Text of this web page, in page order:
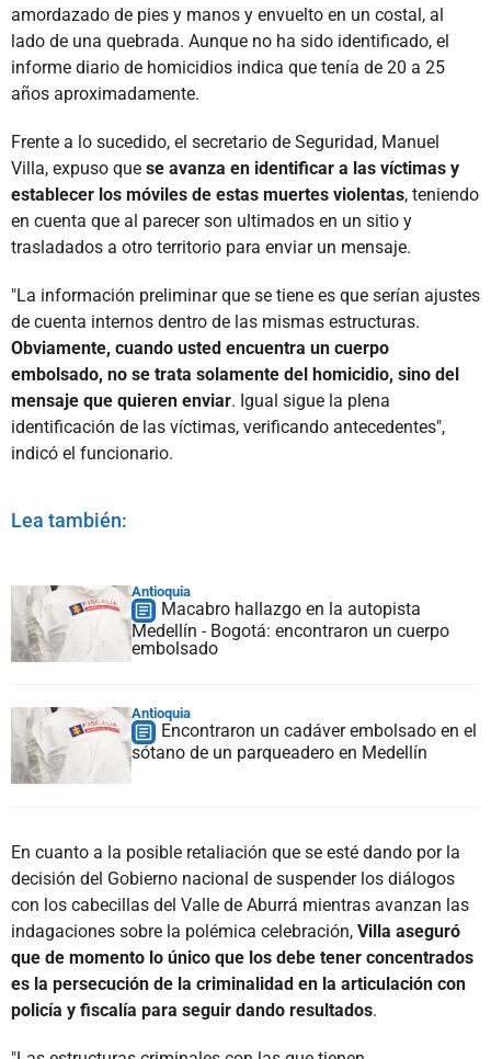
amordazado de pies y manos y envuelto en un costal, al
lado de una quebrada. Aunque no ha sido identificado, el
informe diario de homicidios indica que tenía de 20 a 25
años aproximadamente.
Frente a lo sucedido, el secretario de Seguridad, Manuel
Villa, expuso que se avanza en identificar a las víctimas y
establecer los móviles de estas muertes violentas, teniendo
en cuenta que al parecer son ultimados en un sitio y
trasladados a otro territorio para enviar un mensaje.
"La información preliminar que se tiene es que serían ajustes
de cuenta internos dentro de las mismas estructuras.
Obviamente, cuando usted encuentra un cuerpo
embolsado, no se trata solamente del homicidio, sino del
mensaje que quieren enviar. Igual sigue la plena
identificación de las víctimas, verificando antecedentes",
indicó el funcionario.
Lea también:
Antioquia
Macabro hallazgo en la autopista
Medellín - Bogotá: encontraron un cuerpo
embolsado
Antioquia
Encontraron un cadáver embolsado en el
sótano de un parqueadero en Medellín
En cuanto a la posible retaliación que se esté dando por la
decisión del Gobierno nacional de suspender los diálogos
con los cabecillas del Valle de Aburrá mientras avanzan las
indagaciones sobre la polémica celebración, Villa aseguró
que de momento lo único que los debe tener concentrados
es la persecución de la criminalidad en la articulación con
policía y fiscalía para seguir dando resultados.